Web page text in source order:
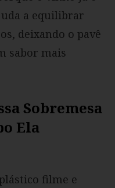
a equilibrar
deixando o pavê
sabor mais
Sobremesa
Ela
filme e